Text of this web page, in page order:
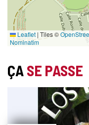
Leaflet | Tiles ©
Nominatim
ÇASE PASSE